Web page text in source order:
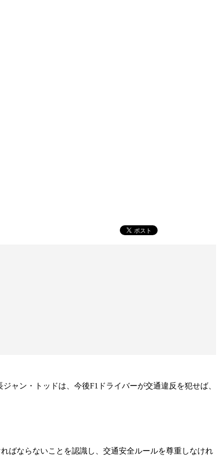
ャン・トッドは、今後F1ドライバーが交通違反を犯せば、
ばならないことを認識し、交通安全ルールを尊重しなけれ